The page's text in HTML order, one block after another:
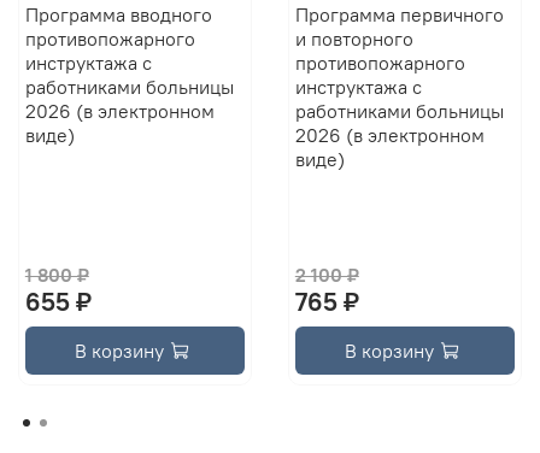
Программа вводного
противопожарного
инструктажа с
работниками больницы
2026 (в электронном
виде)
1 800 ₽
655 ₽
В корзину
Программа первичного
и повторного
противопожарного
инструктажа с
работниками больницы
2026 (в электронном
виде)
2 100 ₽
765 ₽
В корзину